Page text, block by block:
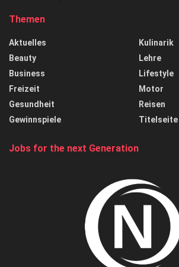
Themen
Aktuelles
Beauty
Business
Freizeit
Gesundheit
Gewinnspiele
Kulinarik
Lehre
Lifestyle
Motor
Reisen
Titelseite
Jobs for the next Generation